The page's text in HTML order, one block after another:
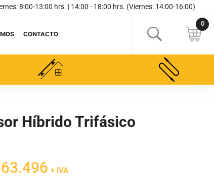
8:00-13:00 hrs. | 14:00 - 18:00 hrs. (Viernes: 14:00-16:00)
CONTACTO
Híbrido Trifásico
+ IVA